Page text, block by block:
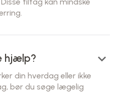
hjælp? keyboard_arrow_down
din hverdag eller ikke
bør du søge lægelig